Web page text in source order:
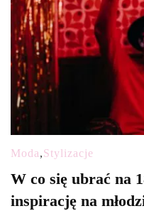
Moda,Stylizacje
W co się ubrać na
inspirację na